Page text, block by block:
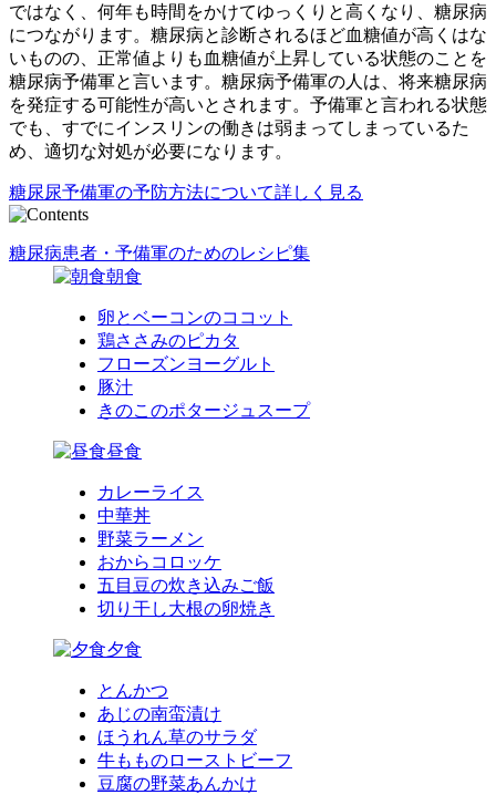
ではなく、何年も時間をかけてゆっくりと高くなり、糖尿病
につながります。糖尿病と診断されるほど血糖値が高くはな
いものの、正常値よりも血糖値が上昇している状態のことを
糖尿病予備軍と言います。糖尿病予備軍の人は、将来糖尿病
を発症する可能性が高いとされます。予備軍と言われる状態
でも、すでにインスリンの働きは弱まってしまっているた
め、適切な対処が必要になります。
糖尿尿予備軍の予防方法について詳しく見る
糖尿病患者・予備軍のためのレシピ集
朝食
卵とベーコンのココット
鶏ささみのピカタ
フローズンヨーグルト
豚汁
きのこのポタージュスープ
昼食
カレーライス
中華丼
野菜ラーメン
おからコロッケ
五目豆の炊き込みご飯
切り干し大根の卵焼き
夕食
とんかつ
あじの南蛮漬け
ほうれん草のサラダ
牛もものローストビーフ
豆腐の野菜あんかけ